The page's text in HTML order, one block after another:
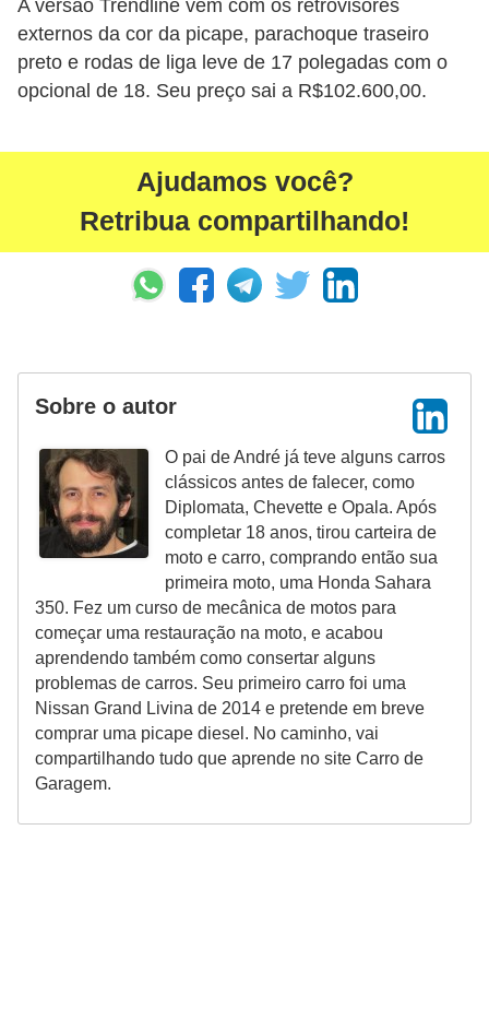
A versão Trendline vem com os retrovisores
externos da cor da picape, parachoque traseiro
preto e rodas de liga leve de 17 polegadas com o
opcional de 18. Seu preço sai a R$102.600,00.
Ajudamos você?
Retribua compartilhando!
Sobre o autor
O pai de André já teve alguns carros
clássicos antes de falecer, como
Diplomata, Chevette e Opala. Após
completar 18 anos, tirou carteira de
moto e carro, comprando então sua
primeira moto, uma Honda Sahara
350. Fez um curso de mecânica de motos para
começar uma restauração na moto, e acabou
aprendendo também como consertar alguns
problemas de carros. Seu primeiro carro foi uma
Nissan Grand Livina de 2014 e pretende em breve
comprar uma picape diesel. No caminho, vai
compartilhando tudo que aprende no site Carro de
Garagem.
s
a
u
t
e
s
e
t
r
â
n
s
i
t
o